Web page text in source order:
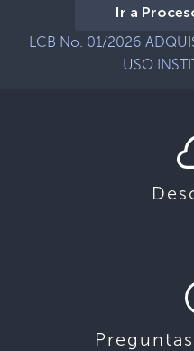
Ir a
LCB No. 01/2026
USO